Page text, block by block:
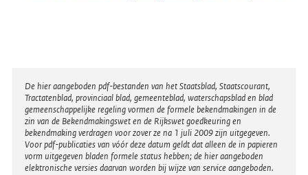
Disclaimer
De hier aangeboden pdf-bestanden van het Staatsblad, Staatscourant,
Tractatenblad, provinciaal blad, gemeenteblad, waterschapsblad en blad
gemeenschappelijke regeling vormen de formele bekendmakingen in de
zin van de Bekendmakingswet en de Rijkswet goedkeuring en
bekendmaking verdragen voor zover ze na 1 juli 2009 zijn uitgegeven.
Voor pdf-publicaties van vóór deze datum geldt dat alleen de in papieren
vorm uitgegeven bladen formele status hebben; de hier aangeboden
elektronische versies daarvan worden bij wijze van service aangeboden.